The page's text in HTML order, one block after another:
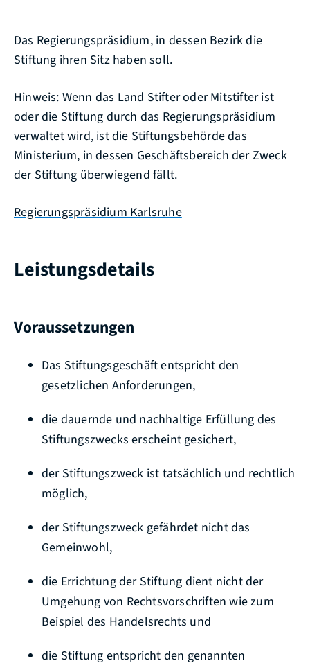
Das Regierungspräsidium, in dessen Bezirk die
Stiftung ihren Sitz haben soll.
Hinweis: Wenn das Land Stifter oder Mitstifter ist
oder die Stiftung durch das Regierungspräsidium
verwaltet wird, ist die Stiftungsbehörde das
Ministerium, in dessen Geschäftsbereich der Zweck
der Stiftung überwiegend fällt.
Regierungspräsidium Karlsruhe
Leistungsdetails
Voraussetzungen
Das Stiftungsgeschäft entspricht den
gesetzlichen Anforderungen,
die dauernde und nachhaltige Erfüllung des
Stiftungszwecks erscheint gesichert,
der Stiftungszweck ist tatsächlich und rechtlich
möglich,
der Stiftungszweck gefährdet nicht das
Gemeinwohl,
die Errichtung der Stiftung dient nicht der
Umgehung von Rechtsvorschriften wie zum
Beispiel des Handelsrechts und
die Stiftung entspricht den genannten